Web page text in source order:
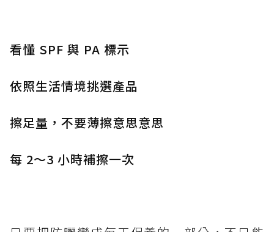
看懂 SPF 與 PA 標示
依照生活情境挑選產品
擦足量，不要薄擦意思意思
每 2～3 小時補擦一次